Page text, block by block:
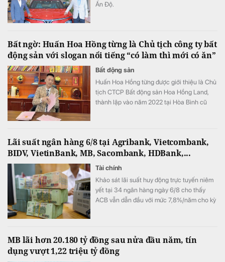
Ấn Độ.
Bất ngờ: Huấn Hoa Hồng từng là Chủ tịch công ty bất
động sản với slogan nổi tiếng “có làm thì mới có ăn”
Bất động sản
Huấn Hoa Hồng từng được giới thiệu là Chủ
tịch CTCP Bất động sản Hoa Hồng Land,
thành lập vào năm 2022 tại Hòa Bình cũ
Lãi suất ngân hàng 6/8 tại Agribank, Vietcombank,
BIDV, VietinBank, MB, Sacombank, HDBank,...
Tài chính
Khảo sát lãi suất huy động trực tuyến niêm
yết tại 34 ngân hàng ngày 6/8 cho thấy
ACB vẫn dẫn đầu với mức 7,8%/năm cho kỳ
MB lãi hơn 20.180 tỷ đồng sau nửa đầu năm, tín
dụng vượt 1,22 triệu tỷ đồng